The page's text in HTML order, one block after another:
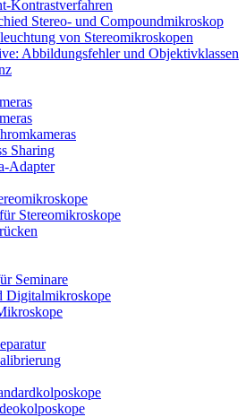
Kontrastverfahren
Stereo- und Compoundmikroskop
von Stereomikroskopen
Abbildungsfehler und Objektivklassen
Sharing
Adapter
Stereomikroskope
Seminare
Digitalmikroskope